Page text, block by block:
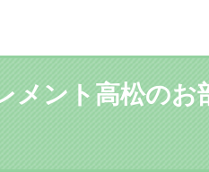
メント高松のお